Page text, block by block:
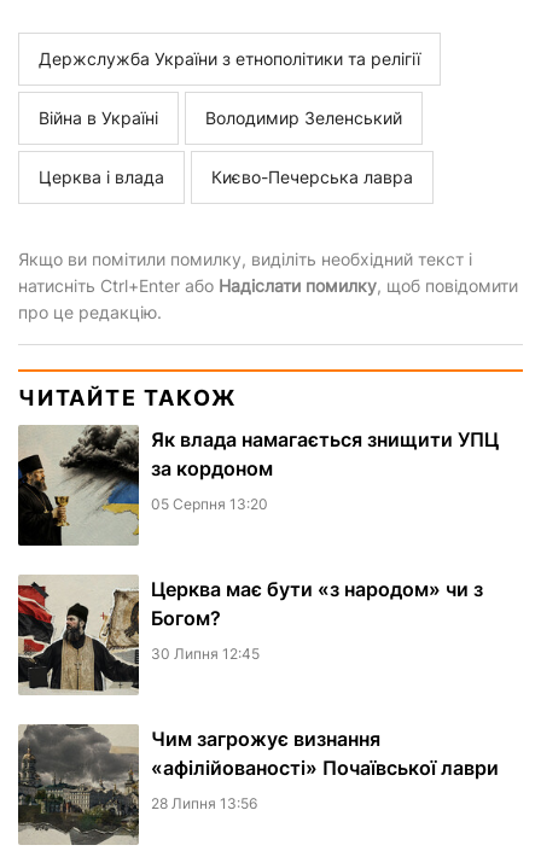
Держслужба України з етнополітики та релігії
Війна в Україні Володимир Зеленський
Церква і влада Києво-Печерська лавра
Якщо ви помітили помилку, виділіть необхідний текст і
натисніть Ctrl+Enter або Надіслати помилку, щоб повідомити
про це редакцію.
ЧИТАЙТЕ ТАКОЖ
Як влада намагається знищити УПЦ
за кордоном
05 Серпня 13:20
Церква має бути «з народом» чи з
Богом?
30 Липня 12:45
Чим загрожує визнання
«афілійованості» Почаївської лаври
28 Липня 13:56